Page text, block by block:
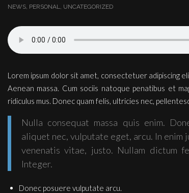
NEWS, PERSONAL, UNCATEGORIZED
Lorem ipsum dolor sit amet, consectetuer adipiscing
Aenean massa. Cum sociis natoque penatibus et
ridiculus mus. Donec quam felis, ultricies nec,
Nulla consequat massa quis enim.
aliquet nec, vulputate eget, arcu. In enim
venenatis vitae, justo. Nullam dictum
Integer.
Donec posuere vulputate arcu.